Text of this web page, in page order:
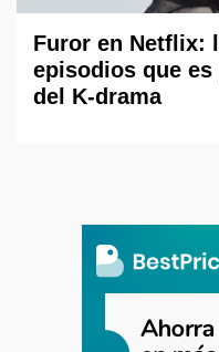
Furor en Netflix:
episodios que
del K-drama